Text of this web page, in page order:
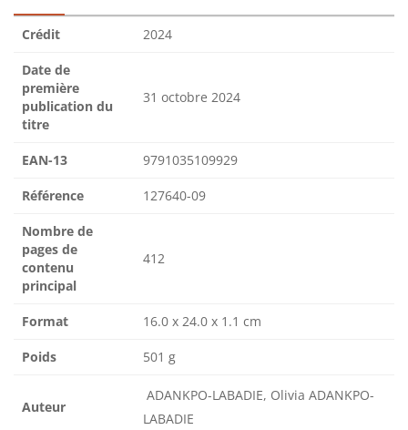
Crédit 2024
Date de
première
publication du
titre
31 octobre 2024
EAN-13 9791035109929
Référence 127640-09
Nombre de
pages de
contenu
principal
412
Format 16.0 x 24.0 x 1.1 cm
Poids 501 g
Auteur
ADANKPO-LABADIE, Olivia ADANKPO-
LABADIE